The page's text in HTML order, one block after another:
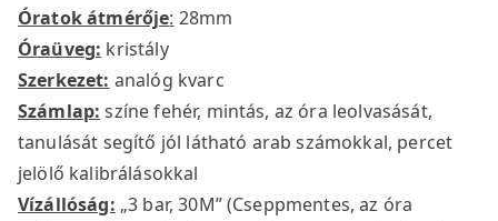
Óratok átmérője: 28mm
Óraüveg: kristály
Szerkezet: analóg kvarc
Számlap: színe fehér, mintás, az óra leolvasását,
tanulását segítő jól látható arab számokkal, percet
jelölő kalibrálásokkal
Vízállóság: „3 bar, 30M” (Cseppmentes, az óra